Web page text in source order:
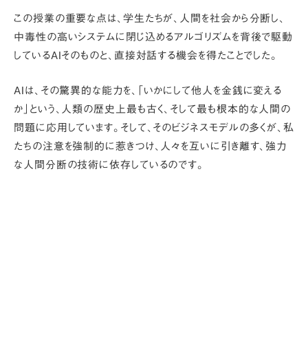
この授業の重要な点は、学生たちが、人間を社会から分断し、
中毒性の高いシステムに閉じ込めるアルゴリズムを背後で駆動
しているAIそのものと、直接対話する機会を得たことでした。
AIは、その驚異的な能力を、 「いかにして他人を金銭に変える
か」という、人類の歴史上最も古く、そして最も根本的な人間の
問題に応用しています。そして、そのビジネスモデルの多くが、私
たちの注意を強制的に惹きつけ、人々を互いに引き離す、強力
な人間分断の技術に依存しているのです。